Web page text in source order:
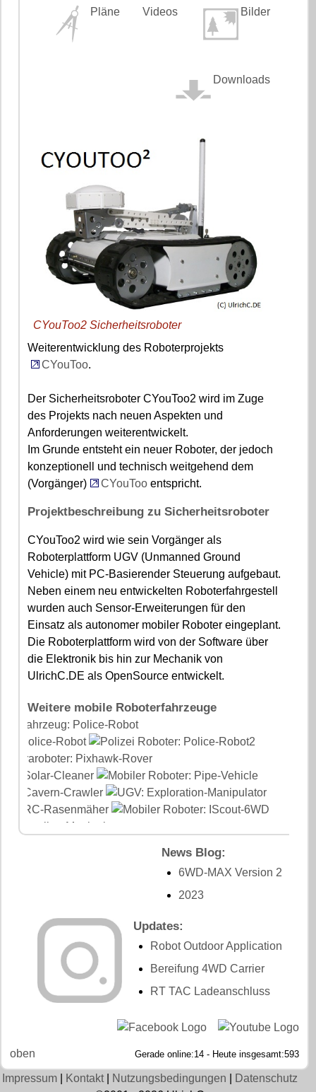
Bilder
Videos
Pläne
Downloads
CYouToo2 Sicherheitsroboter
Weiterentwicklung des Roboterprojekts
CYouToo.
Der Sicherheitsroboter CYouToo2 wird im Zuge
des Projekts nach neuen Aspekten und
Anforderungen weiterentwickelt.
Im Grunde entsteht ein neuer Roboter, der jedoch
konzeptionell und technisch weitgehend dem
(Vorgänger)
CYouToo entspricht.
Projektbeschreibung zu Sicherheitsroboter
CYouToo2 wird wie sein Vorgänger als
Roboterplattform UGV (Unmanned Ground
Vehicle) mit PC-Basierender Steuerung aufgebaut.
Neben einem neu entwickelten Roboterfahrgestell
wurden auch Sensor-Erweiterungen für den
Einsatz als autonomer mobiler Roboter eingeplant.
Die Roboterplattform wird von der Software über
die Elektronik bis hin zur Mechanik von
UlrichC.DE als OpenSource entwickelt.
Weitere mobile Roboterfahrzeuge
News Blog:
6WD-MAX Version 2
2023
Updates:
Robot Outdoor Application
Bereifung 4WD Carrier
RT TAC Ladeanschluss
Gerade online:14 - Heute insgesamt:593
oben
Impressum Kontakt Nutzungsbedingungen
Datenschutz